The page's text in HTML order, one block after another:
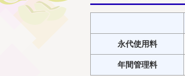
永代使用料
年間管理料